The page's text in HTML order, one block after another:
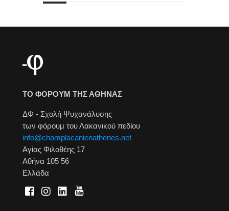
ΤΟ ΦΟΡΟΥΜ ΤΗΣ ΑΘΗΝΑΣ
ΔΦ - Σχολή Ψυχανάλυσης
των φόρουμ του Λακανικού πεδίου
info@champlacanienathenes.net
Αγίας Φιλοθέης 17
Αθήνα 105 56
Ελλάδα